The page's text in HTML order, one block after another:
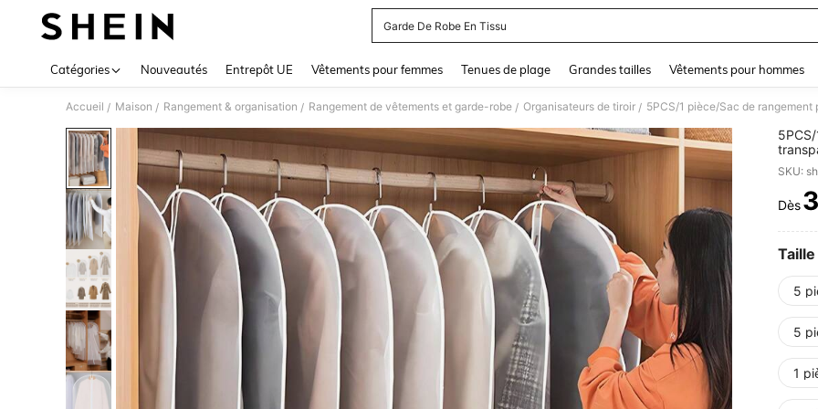
Garde De Robe En Tissu
Catégories Nouveautés Entrepôt UE Vêtements pour femmes Tenues de plage Grandes tailles Vêtements pour hommes
Accueil / Maison / Rangement & organisation / Rangement de vêtements et garde-robe / Organisateurs de tiroir /
pour
pour
pères,
pour
la
SKU:
Dès3
Taille
5
5
1